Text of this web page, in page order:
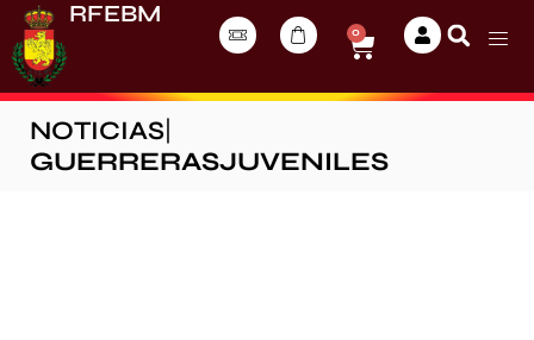
RFEBM
0
NOTICIAS
GUERRERASJUVENILES